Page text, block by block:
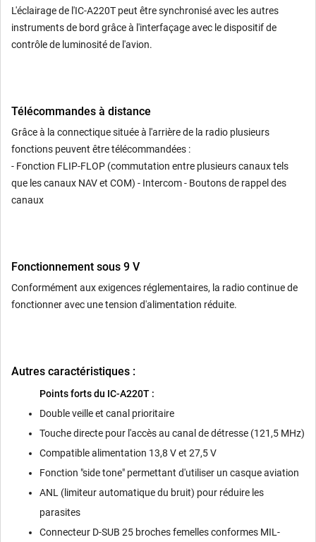
L'éclairage de l'IC-A220T peut être synchronisé avec les autres
instruments de bord grâce à l'interfaçage avec le dispositif de
contrôle de luminosité de l'avion.
Télécommandes à distance
Grâce à la connectique située à l'arrière de la radio plusieurs
fonctions peuvent être télécommandées :
- Fonction FLIP-FLOP (commutation entre plusieurs canaux tels
que les canaux NAV et COM) - Intercom - Boutons de rappel des
canaux
Fonctionnement sous 9 V
Conformément aux exigences réglementaires, la radio continue de
fonctionner avec une tension d'alimentation réduite.
Autres caractéristiques :
Points forts du IC-A220T :
Double veille et canal prioritaire
Touche directe pour l'accès au canal de détresse (121,5 MHz)
Compatible alimentation 13,8 V et 27,5 V
Fonction "side tone" permettant d'utiliser un casque aviation
ANL (limiteur automatique du bruit) pour réduire les
parasites
Connecteur D-SUB 25 broches femelles conformes MIL-